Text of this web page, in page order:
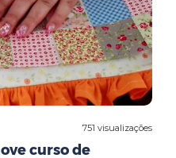
751 visualizações
curso de